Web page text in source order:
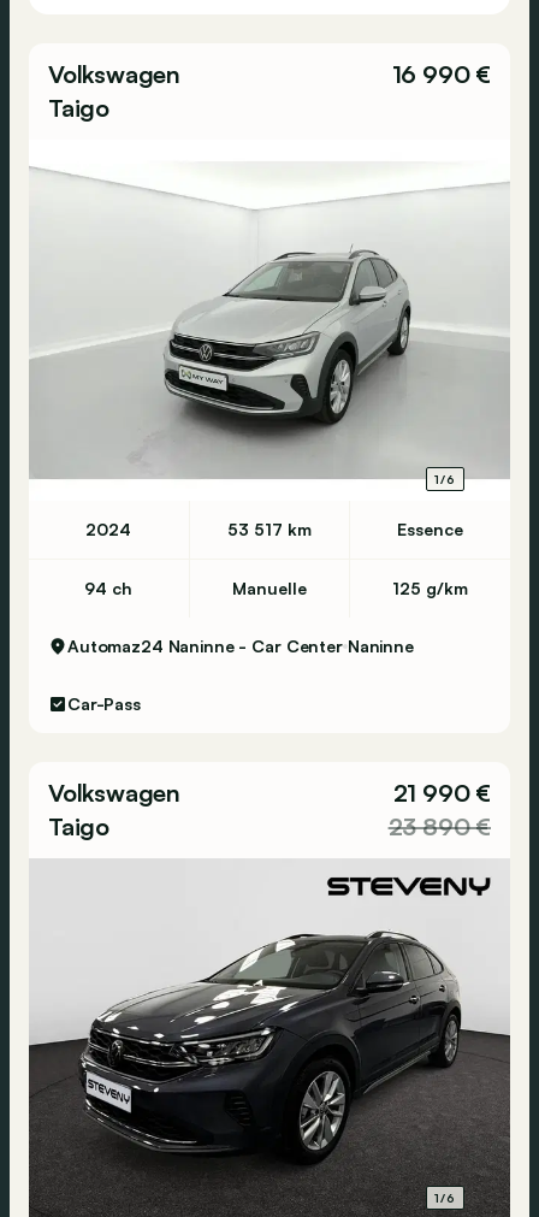
Volkswagen
Taigo
16 990 €
1/6
2024 53 517 km Essence
94 ch Manuelle 125 g/km
Automaz24 Naninne - Car Center Naninne
Car-Pass
Volkswagen
Taigo
21 990 €
23 890 €
1/6